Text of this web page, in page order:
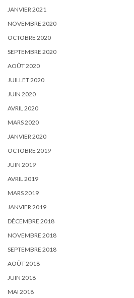
JANVIER 2021
NOVEMBRE 2020
OCTOBRE 2020
SEPTEMBRE 2020
AOÛT 2020
JUILLET 2020
JUIN 2020
AVRIL 2020
MARS 2020
JANVIER 2020
OCTOBRE 2019
JUIN 2019
AVRIL 2019
MARS 2019
JANVIER 2019
DÉCEMBRE 2018
NOVEMBRE 2018
SEPTEMBRE 2018
AOÛT 2018
JUIN 2018
MAI 2018